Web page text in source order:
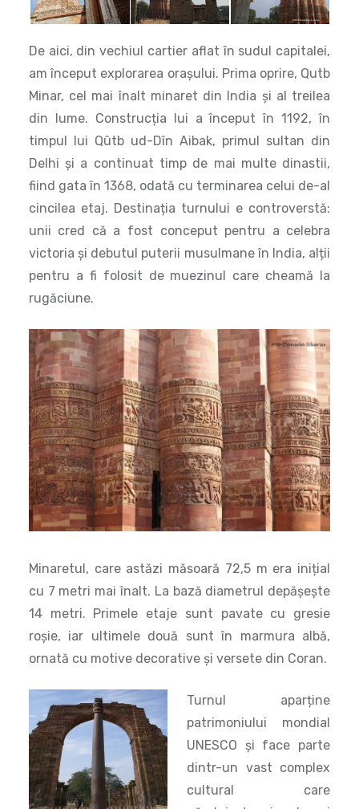
din lume. Construcția lui a început în 1192, în
Delhi și a continuat timp de mai multe dinastii,
fiind gata în 1368, odată cu terminarea celui de-al
cincilea etaj. Destinația turnului e controverstă:
unii cred că a fost conceput pentru a celebra
victoria și debutul puterii musulmane în India, alții
pentru a fi folosit de muezinul care cheamă la
rugăciune.
Minaretul, care astăzi măsoară 72,5 m era inițial
cu 7 metri mai înalt. La bază diametrul depășește
14 metri. Primele etaje sunt pavate cu gresie
roșie, iar ultimele două sunt în marmura albă,
Turnul aparține
patrimoniului mondial
UNESCO și face parte
dintr-un vast complex
găzduiește și cel mai
vechi stâlp de fier din
India. Înalt de șapte
metri și cântărind șase
tone misteriosul stâlp a